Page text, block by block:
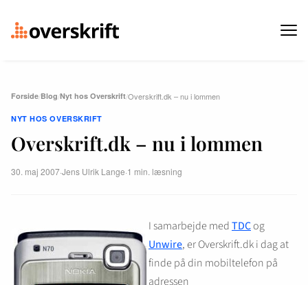
Forside/Blog/Nyt hos Overskrift/Overskrift.dk – nu i lommen
NYT HOS OVERSKRIFT
Overskrift.dk – nu i lommen
30. maj 2007·Jens Ulrik Lange·1 min. læsning
I samarbejde medTDCog
Unwire, er Overskrift.dk i dag at
finde på din mobiltelefon på
adressen